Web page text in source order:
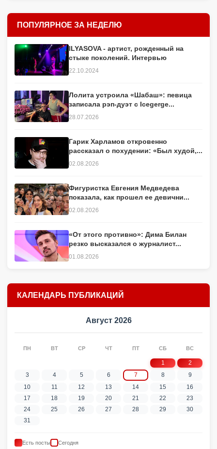
ПОПУЛЯРНОЕ ЗА НЕДЕЛЮ
ILYASOVA - артист, рожденный на
стыке поколений. Интервью
22.10.2024
Лолита устроила «Шабаш»: певица
записала рэп-дуэт с Icegerge...
28.07.2026
Гарик Харламов откровенно
рассказал о похудении: «Был худой,...
02.08.2026
Фигуристка Евгения Медведева
показала, как прошел ее девични...
02.08.2026
«От этого противно»: Дима Билан
резко высказался о журналист...
01.08.2026
КАЛЕНДАРЬ ПУБЛИКАЦИЙ
Август 2026
ПН ВТ СР ЧТ ПТ СБ ВС
1
2
3
4 5 6 7 8
9
10
11 12 13 14 15
16
17
18 19 20 21 22
23
24
25 26 27 28 29
30
31
Есть посты Сегодня